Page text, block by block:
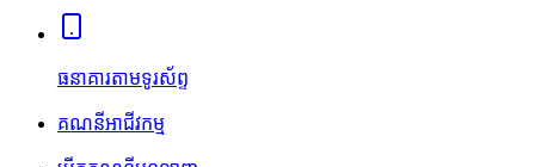
ធនាគារតាមទូរស័ព្ទ
គណនីអាជីវកម្ម